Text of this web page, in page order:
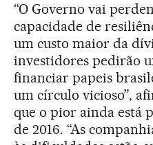
“O Governo vai
capacidade de
um custo maior da
investidores pedirão
financiar papeis
um círculo vicioso”,
que o pior ainda está
de 2016. “As